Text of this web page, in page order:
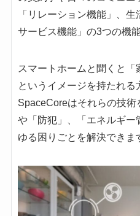
「リレーション機能」、
サービス機能」の3つの機
スマートホームと聞くと「
というイメージを持たれる
SpaceCoreはそれらの技術
や「防犯」、「エネルギー
ゆる困りごとを解決できま